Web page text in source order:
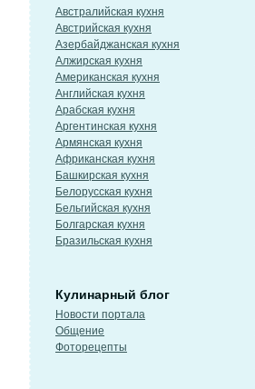
Австралийская кухня
Австрийская кухня
Азербайджанская кухня
Алжирская кухня
Американская кухня
Английская кухня
Арабская кухня
Аргентинская кухня
Армянская кухня
Африканская кухня
Башкирская кухня
Белорусская кухня
Бельгийская кухня
Болгарская кухня
Бразильская кухня
Кулинарный блог
Новости портала
Общение
Фоторецепты